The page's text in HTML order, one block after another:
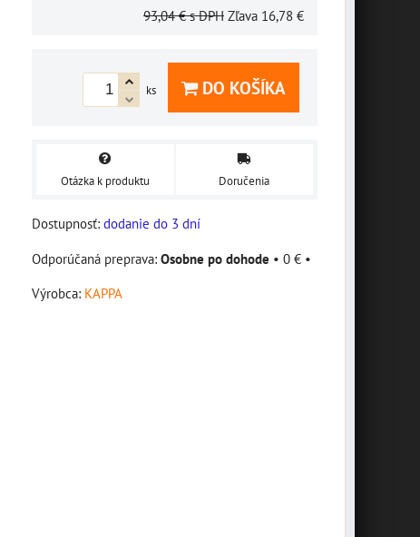
93,04 € s DPH Zľava 16,78 €
ks DO KOŠÍKA
Otázka k produktu Doručenia
Dostupnosť: dodanie do 3 dní
Osobne po dohode • 0 € •
Výrobca: KAPPA